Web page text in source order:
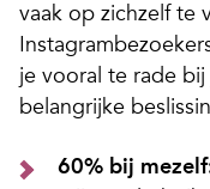
vaak op zichzelf te
je vooral te rade
belangrijke
60% bij